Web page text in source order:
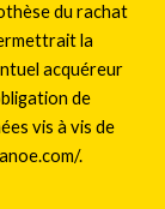
du rachat
la
acquéreur
de
vis à vis de
.